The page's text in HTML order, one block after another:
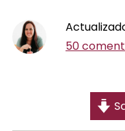
50